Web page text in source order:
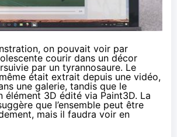
on pouvait voir par
courir dans un décor
par un tyrannosaure. Le
était extrait depuis une vidéo,
une galerie, tandis que le
élément 3D édité via Paint3D. La
que l’ensemble peut être
mais il faudra voir en